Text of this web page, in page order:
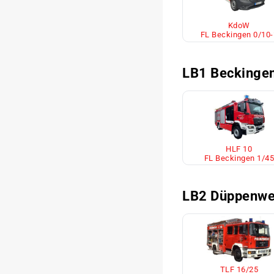
KdoW
FL Beckingen 0/10-
LB1
HLF 10
FL Beckingen 1/45
LB2
TLF 16/25